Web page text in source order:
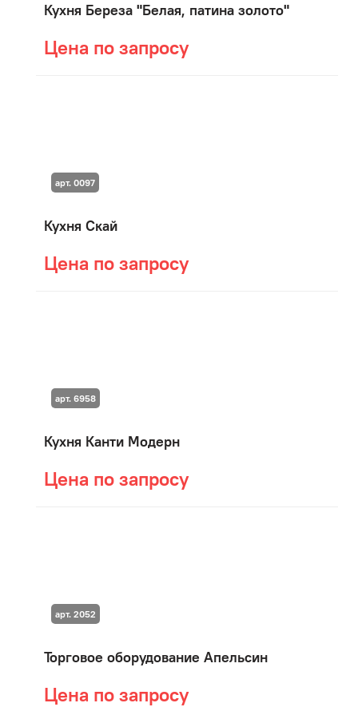
Кухня Береза "Белая, патина золото"
Цена по запросу
Кухня Скай
Цена по запросу
арт. 0097
Кухня Канти Модерн
Цена по запросу
арт. 6958
Торговое оборудование Апельсин
Цена по запросу
арт. 2052